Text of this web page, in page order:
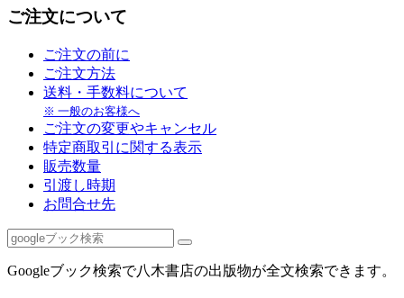
ご注文について
ご注文の前に
ご注文方法
送料・手数料について
※ 一般のお客様へ
ご注文の変更やキャンセル
特定商取引に関する表示
販売数量
引渡し時期
お問合せ先
Googleブック検索で八木書店の出版物が全文検索できます。